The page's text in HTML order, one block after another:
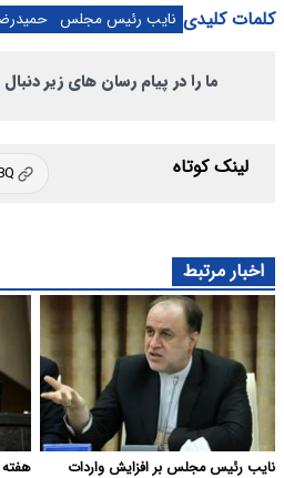
کلمات کلیدی نایب رئیس مجلس
ما را در پیام رسان های زیر دنبال
لینک کوتاه
اخبار مرتبط
نایب رئیس مجلس بر افزایش واردات